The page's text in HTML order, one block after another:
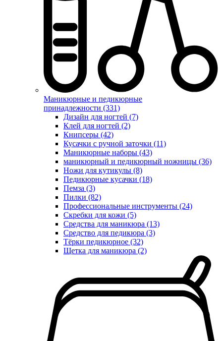
Маникюрные и педикюрные
принадлежности (331)
Дизайн для ногтей (7)
Клей для ногтей (2)
Книпсеры (42)
Кусачки с ручной заточки (11)
Маникюрные наборы (43)
маникюрный и педикюрный ножницы (36)
Ножи для кутикулы (8)
Педикюрные кусачки (18)
Пемза (3)
Пилки (82)
Профессиональные инструменты (24)
Скребки для кожи (5)
Средства для маникюра (13)
Средство для педикюра (3)
Тёрки педикюрное (32)
Щетка для маникюра (2)